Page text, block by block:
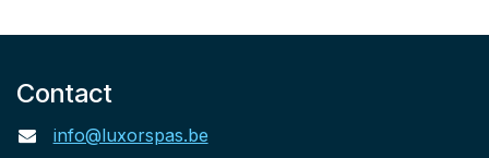
Contact
info@luxorspas.be